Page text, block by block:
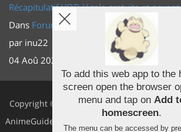
Récapitulatif VOD légale gratuite et
Dans Forum Principal
Actus (TV, vidéo,
par inu22
04 Aoû 2026 20:30
Copyright ©
AnimeGuides
To add this web app to the
screen open the browser
menu and tap on Add
homescreen.
The menu can be accessed by